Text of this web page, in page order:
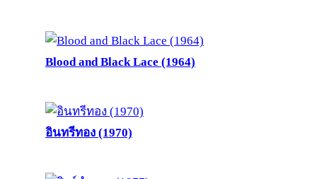
Blood and Black Lace (1964)
อินทรีทอง (1970)